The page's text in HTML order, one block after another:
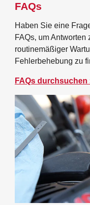
FAQs
Haben Sie eine
FAQs, um
routinemäßiger
Fehlerbehebung zu
FAQs durchsuchen